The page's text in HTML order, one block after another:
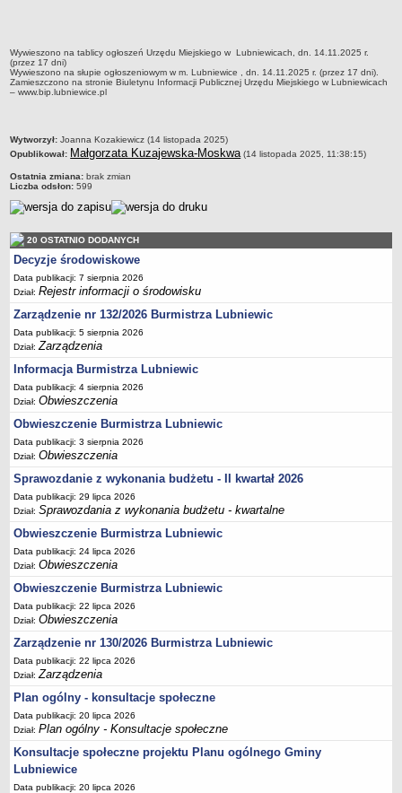
Sekretarz Gminy
Skarbnik Gminy
Przewodnik po urzędzie
Kodeks etyczny
Oświadczenia majątkowe
RADA MIEJSKA
Dyżury Przewodniczącego Rady Miejskiej
Transmisja z obrad sesji
Zadania i uprawnienia
Skład Rady Miejskiej
Plan pracy Rady Miejskiej
Terminy posiedzeń Rady
Głosowania
Protokoły z posiedzeń Rady Miejskiej
Składy Komisji
Terminy posiedzeń Komisji
Plan pracy Komisji Rewizyjnej
Plan pracy pozostałych Komisji
Interpelacje radnych wraz z odpowiedziami
Zapytania radnych wraz z odpowiedziami
Apele
JEDNOSTKI ORGANIZACYJNE
Biblioteka - Centrum Kultury
Zespół Szkolno-Przedszkolny
Miejsko-Gminny Ośrodek Pomocy Społecznej
Zakład Gospodarki Komunalnej
Środowiskowy Dom Samopomocy
MAJĄTEK I FINANSE
Budżet Gminy
Wywieszono na tablicy ogłoszeń Urzędu Miejskiego w Lubniewicach, dn. 14.11.2025 r.
(przez 17 dni)
Wywieszono na słupie ogłoszeniowym w m. Lubniewice , dn. 14.11.2025 r. (przez 17 dni).
Zamieszczono na stronie Biuletynu Informacji Publicznej Urzędu Miejskiego w Lubniewicach
– www.bip.lubniewice.pl
metryczka
Wytworzył: Joanna Kozakiewicz (14 listopada 2025)
Opublikował: Małgorzata Kuzajewska-Moskwa (14 listopada 2025, 11:38:15)
Ostatnia zmiana: brak zmian
Liczba odsłon: 599
20 OSTATNIO DODANYCH
Decyzje środowiskowe
Data publikacji: 7 sierpnia 2026
Dział:Rejestr informacji o środowisku
Zarządzenie nr 132/2026 Burmistrza Lubniewic
Data publikacji: 5 sierpnia 2026
Dział:Zarządzenia
Informacja Burmistrza Lubniewic
Data publikacji: 4 sierpnia 2026
Dział:Obwieszczenia
Obwieszczenie Burmistrza Lubniewic
Data publikacji: 3 sierpnia 2026
Dział:Obwieszczenia
Sprawozdanie z wykonania budżetu - II kwartał 2026
Data publikacji: 29 lipca 2026
Dział:Sprawozdania z wykonania budżetu - kwartalne
Obwieszczenie Burmistrza Lubniewic
Data publikacji: 24 lipca 2026
Dział:Obwieszczenia
Obwieszczenie Burmistrza Lubniewic
Data publikacji: 22 lipca 2026
Dział:Obwieszczenia
Zarządzenie nr 130/2026 Burmistrza Lubniewic
Data publikacji: 22 lipca 2026
Dział:Zarządzenia
Plan ogólny - konsultacje społeczne
Data publikacji: 20 lipca 2026
Dział:Plan ogólny - Konsultacje społeczne
Konsultacje społeczne projektu Planu ogólnego Gminy
Lubniewice
Data publikacji: 20 lipca 2026